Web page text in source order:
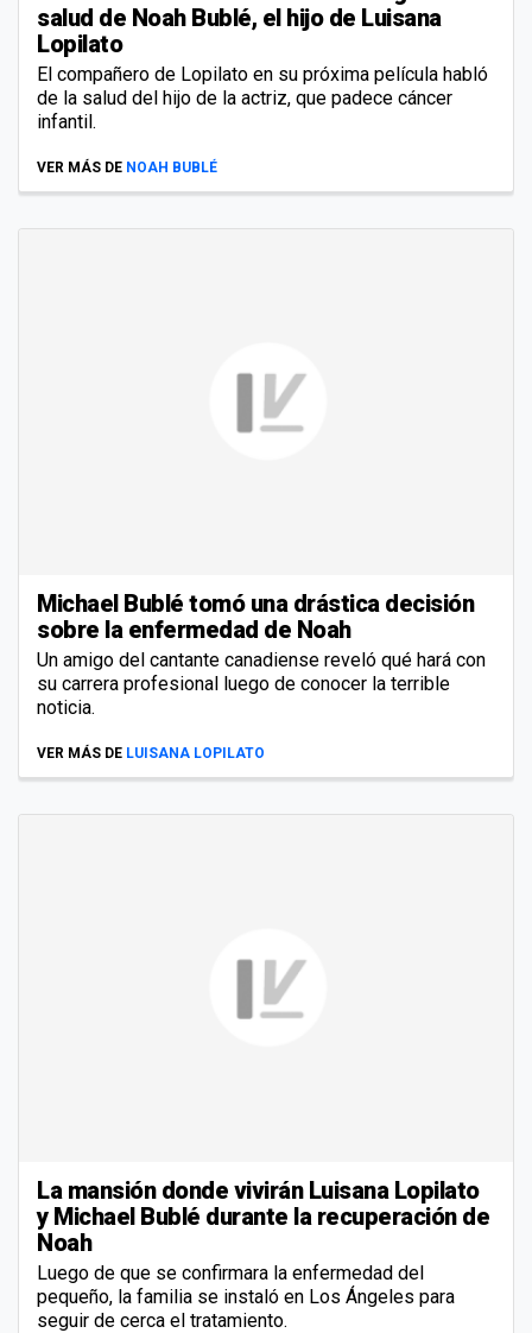
salud de Noah Bublé, el hijo de Luisana
Lopilato
El compañero de Lopilato en su próxima película habló
de la salud del hijo de la actriz, que padece cáncer
infantil.
VER MÁS DE NOAH BUBLÉ
Michael Bublé tomó una drástica decisión
sobre la enfermedad de Noah
Un amigo del cantante canadiense reveló qué hará con
su carrera profesional luego de conocer la terrible
noticia.
VER MÁS DE LUISANA LOPILATO
La mansión donde vivirán Luisana Lopilato
y Michael Bublé durante la recuperación de
Noah
Luego de que se confirmara la enfermedad del
pequeño, la familia se instaló en Los Ángeles para
seguir de cerca el tratamiento.